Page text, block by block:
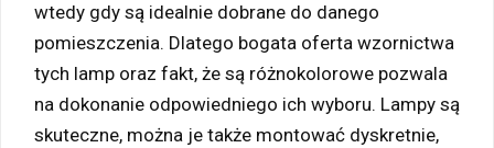
wtedy gdy są idealnie dobrane do danego
pomieszczenia. Dlatego bogata oferta wzornictwa
tych lamp oraz fakt, że są różnokolorowe pozwala
na dokonanie odpowiedniego ich wyboru. Lampy są
skuteczne, można je także montować dyskretnie,